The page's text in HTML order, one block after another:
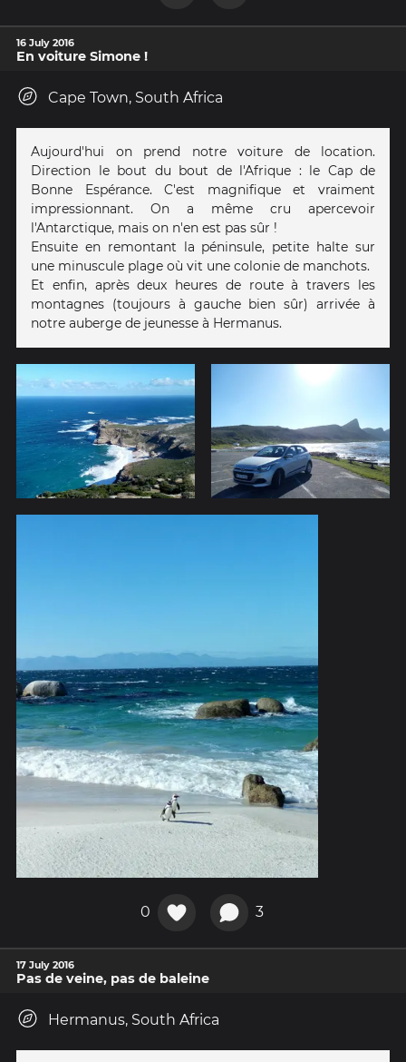
16 July 2016
En voiture Simone !
Cape Town, South Africa
Aujourd'hui on prend notre voiture de location.
Direction le bout du bout de l'Afrique : le Cap de
Bonne Espérance. C'est magnifique et vraiment
impressionnant. On a même cru apercevoir
l'Antarctique, mais on n'en est pas sûr !
Ensuite en remontant la péninsule, petite halte sur
une minuscule plage où vit une colonie de manchots.
Et enfin, après deux heures de route à travers les
montagnes (toujours à gauche bien sûr) arrivée à
notre auberge de jeunesse à Hermanus.
0 3
17 July 2016
Pas de veine, pas de baleine
Hermanus, South Africa